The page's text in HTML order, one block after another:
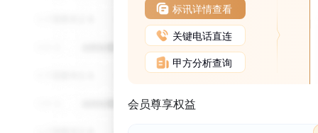
标讯详情查看
关键电话直连
甲方分析查询
会员尊享权益